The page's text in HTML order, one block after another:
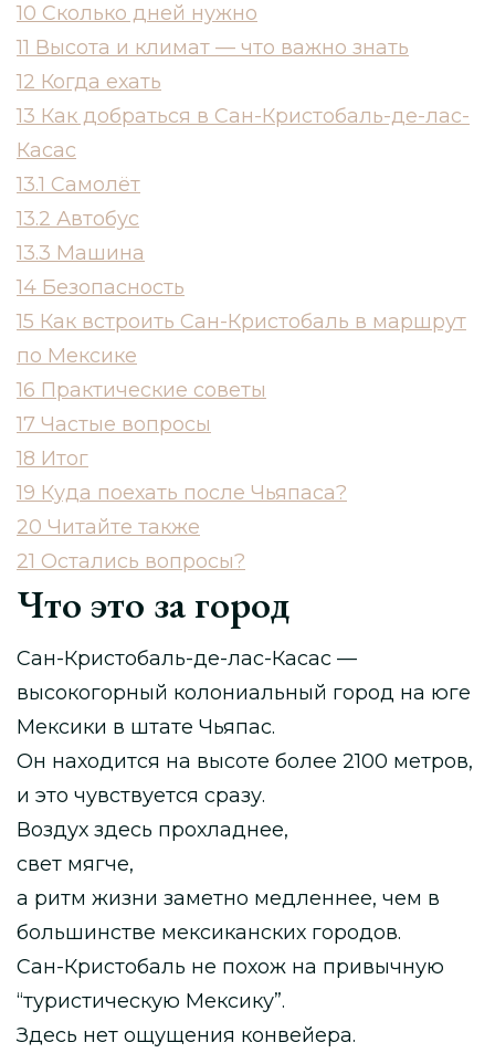
10 Сколько дней нужно
11 Высота и климат — что важно знать
12 Когда ехать
13 Как добраться в Сан-Кристобаль-де-лас-
Касас
13.1 Самолёт
13.2 Автобус
13.3 Машина
14 Безопасность
15 Как встроить Сан-Кристобаль в маршрут
по Мексике
16 Практические советы
17 Частые вопросы
18 Итог
19 Куда поехать после Чьяпаса?
20 Читайте также
21 Остались вопросы?
Что это за город
Сан-Кристобаль-де-лас-Касас —
высокогорный колониальный город на юге
Мексики в штате Чьяпас.
Он находится на высоте более 2100 метров,
и это чувствуется сразу.
Воздух здесь прохладнее,
свет мягче,
а ритм жизни заметно медленнее, чем в
большинстве мексиканских городов.
Сан-Кристобаль не похож на привычную
“туристическую Мексику”.
Здесь нет ощущения конвейера.